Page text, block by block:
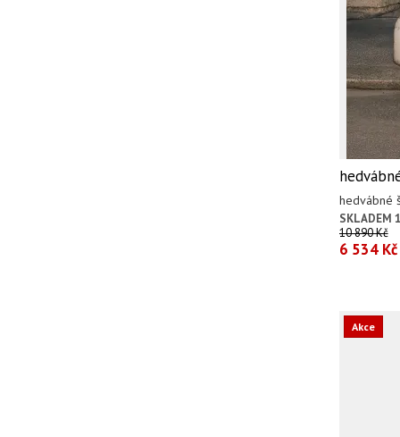
hedvábné
SKLADEM
10 890 Kč
6 534 Kč
Akce